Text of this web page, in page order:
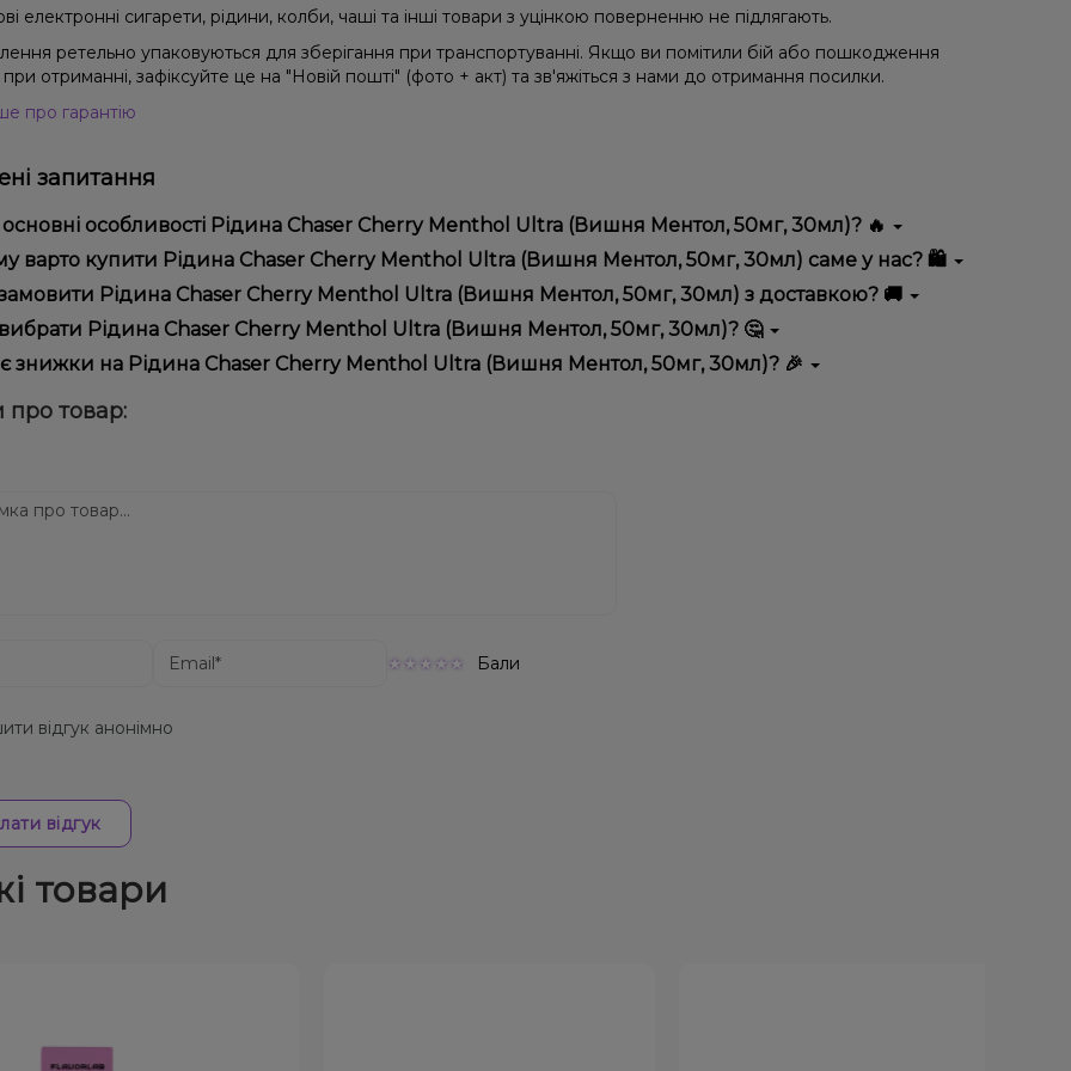
електронні сигарети, рідини, колби, чаші та інші товари з уцінкою поверненню не підлягають.
ретельно упаковуються для зберігання при транспортуванні. Якщо ви помітили бій або пошкодження
отриманні, зафіксуйте це на "Новій пошті" (фото + акт) та зв'яжіться з нами до отримання посилки.
про гарантію
запитання
основні особливості Рідина Chaser Cherry Menthol Ultra (Вишня Ментол, 50мг, 30мл)? 🔥
Chaser Cherry Menthol Ultra (Вишня Ментол, 50мг, 30мл) відрізняється високою якістю, зручністю
та надійністю.
варто купити Рідина Chaser Cherry Menthol Ultra (Вишня Ментол, 50мг, 30мл) саме у нас? 🛍️
тільки оригінальну продукцію, широкий асортимент, вигідні ціни та швидку доставку. Крім того, у нас
Рідина Chaser Cherry Menthol Ultra (Вишня Ментол, 50мг, 30мл) з доставкою? 🚚
замовлення можна в кілька кліків:
Додайте Рідина Chaser Cherry Menthol Ultra (Вишня Ментол, 50мг, 30мл) до кошика.
Виберіть зручний спосіб оплати та доставки.
Рідина Chaser Cherry Menthol Ultra (Вишня Ментол, 50мг, 30мл)? 🤔
залежить від ваших уподобань – наприклад, якщо це кальян, враховуйте розмір, матеріал та тип чаші, якщо
– потужність та смак. Наші менеджери допоможуть підібрати ідеальний варіант.
знижки на Рідина Chaser Cherry Menthol Ultra (Вишня Ментол, 50мг, 30мл)? 🎉
телеграм-каналі, щоб не проґавити вигідні пропозиції!
про товар:
Бали
відгук анонімно
відгук
товари